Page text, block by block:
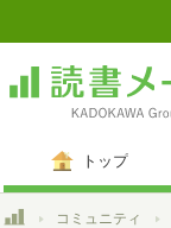
トップ
トップコミュニティ